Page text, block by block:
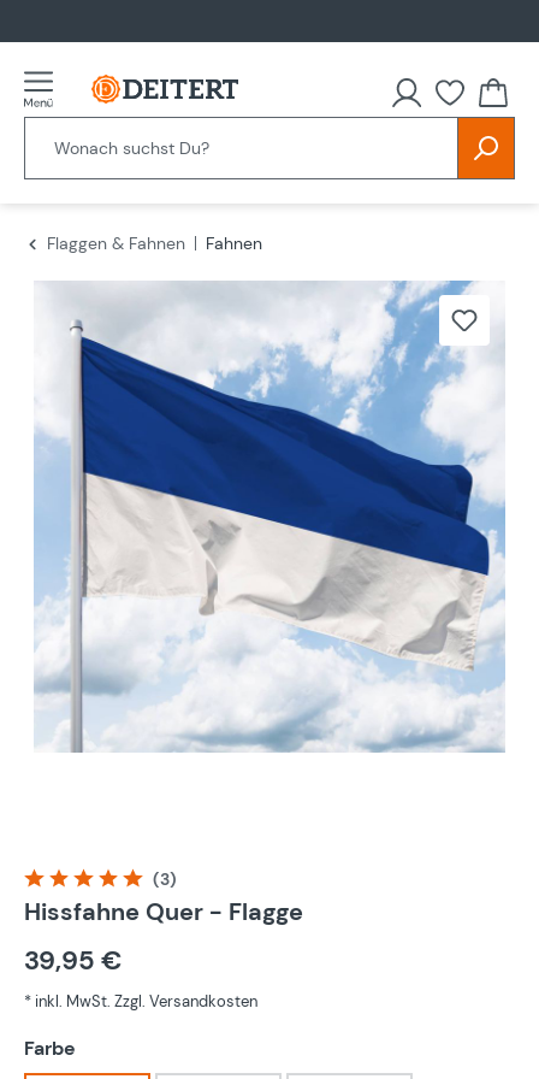
Flaggen & Fahnen
Fahnen
Bildergalerie überspringen
Durchschnittliche Bewertung von 5 von 5 Sternen
(3)
Hissfahne Quer - Flagge
39,95 €
* inkl. MwSt. Zzgl. Versandkosten
Farbe